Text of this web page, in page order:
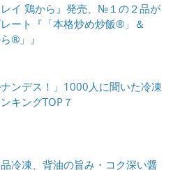
レイ 鶏から』発売、№１の２品が
ート『「本格炒め炒飯®」＆
®」』
ナンデス！」1000人に聞いた冷凍
キングTOP７
冷凍、背油の旨み・コク深い醤